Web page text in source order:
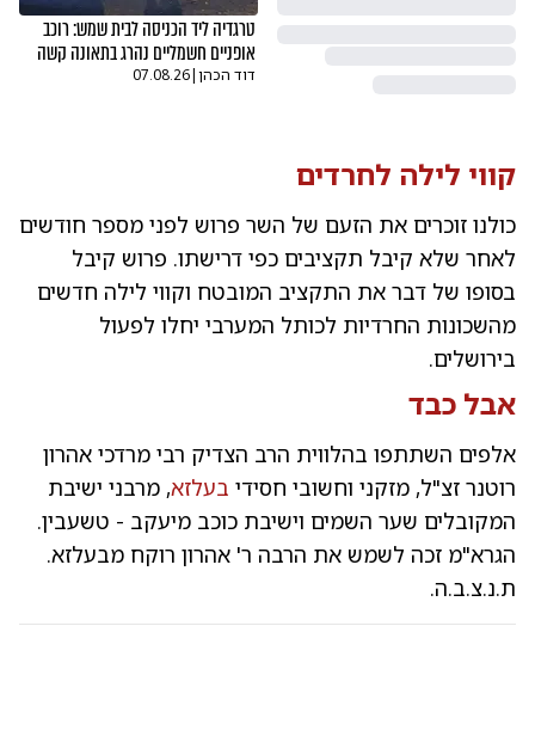
טרגדיה ליד הכניסה לבית שמש: רוכב
אופניים חשמליים נהרג בתאונה קשה
דוד הכהן|
07.08.26
קווי לילה לחרדים
כולנו זוכרים את הזעם של השר פרוש לפני מספר חודשים
לאחר שלא קיבל תקציבים כפי דרישתו. פרוש קיבל
בסופו של דבר את התקציב המובטח וקווי לילה חדשים
מהשכונות החרדיות לכותל המערבי יחלו לפעול
בירושלים.
אבל כבד
אלפים השתתפו בהלווית הרב הצדיק רבי מרדכי אהרון
רוטנר זצ"ל, מזקני וחשובי חסידי בעלזא, מרבני ישיבת
המקובלים שער השמים וישיבת כוכב מיעקב - טשעבין.
הגרא"מ זכה לשמש את הרבה ר' אהרון רוקח מבעלזא.
ת.נ.צ.ב.ה.